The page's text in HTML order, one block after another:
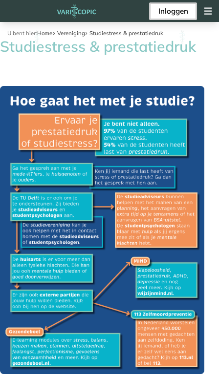
Inloggen
U bent hier:Home Vereniging Studiestress & prestatiedruk
Studiestress & prestatiedruk